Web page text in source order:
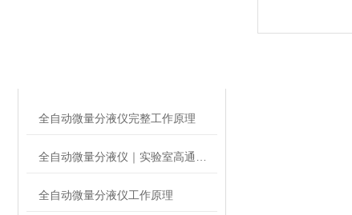
全自动微量分液仪完整工作原理
全自动微量分液仪工作原理